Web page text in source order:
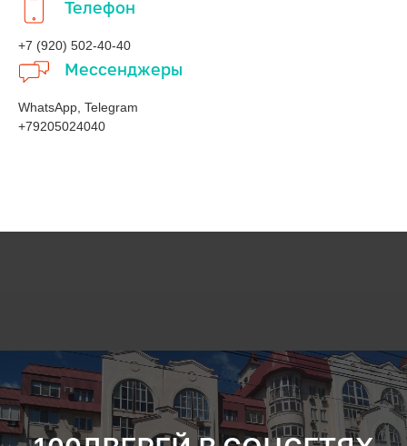
Телефон
+7 (920) 502-40-40
Мессенджеры
WhatsApp, Telegram
+79205024040